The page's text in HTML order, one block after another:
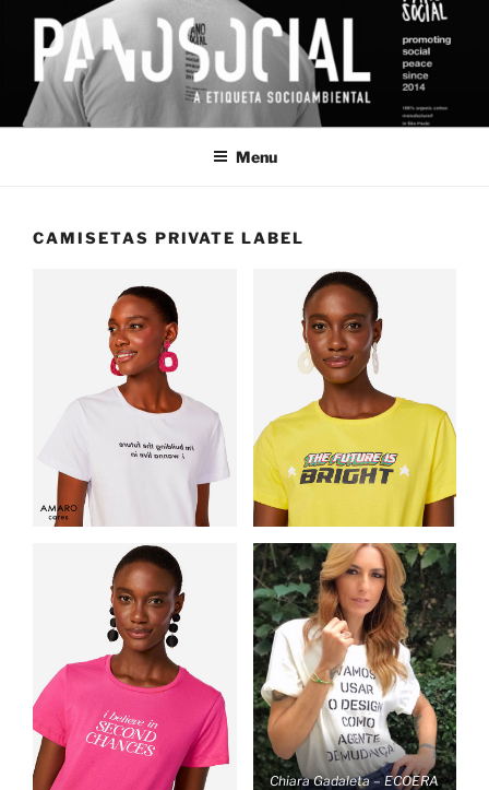
conteúdo
PANOSOCIAL
Uma estoria socioambiental
Menu
CAMISETAS PRIVATE LABEL
Chiara Gadaleta – ECOERA